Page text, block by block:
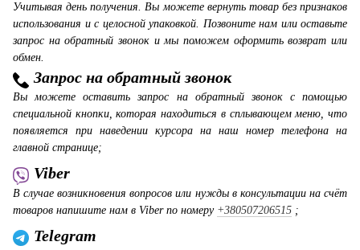
Учитывая день получения. Вы можете вернуть товар без признаков
использования и с целосной упаковкой. Позвоните нам или оставьте
запрос на обратный звонок и мы поможем оформить возврат или
обмен.
Запрос на обратный звонок
Вы можете оставить запрос на обратный звонок с помощью
специальной кнопки, которая находиться в сплывающем меню, что
появляется при наведении курсора на наш номер телефона на
главной странице;
Viber
В случае возникновения вопросов или нужды в консультации на счёт
товаров напишите нам в Viber по номеру +380507206515 ;
Telegram